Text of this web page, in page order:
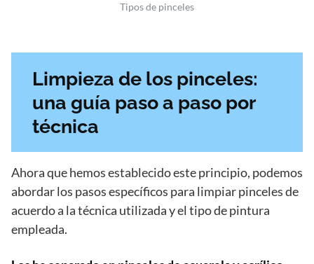
Tipos de pinceles
Limpieza de los pinceles:
una guía paso a paso por
técnica
Ahora que hemos establecido este principio, podemos
abordar los pasos específicos para limpiar pinceles de
acuerdo a la técnica utilizada y el tipo de pintura
empleada.